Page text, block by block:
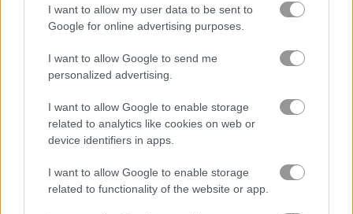
I want to allow my user data to be sent to
Google for online advertising purposes.
I want to allow Google to send me
personalized advertising.
I want to allow Google to enable storage
related to analytics like cookies on web or
device identifiers in apps.
I want to allow Google to enable storage
related to functionality of the website or app.
trò chơi trực tuyến miễn phí trò chơi match 3
Video gameplay